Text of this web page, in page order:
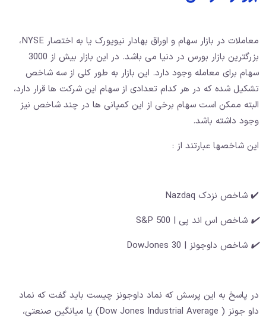
معاملات در بازار سهام و اوراق بهادار نیویورک یا به اختصار NYSE،
بزرگترین بازار بورس در دنیا می باشد. در این بازار بیش از 3000
سهام برای معامله وجود دارد. این بازار به طور کلی از سه شاخص
تشکیل شده که در هر کدام تعدادی از سهام این شرکت ها قرار دارد،
البته ممکن است سهام برخی از این کمپانی ها در چند شاخص نیز
وجود داشته باشد.
این شاخصها عبارتند از :
✔️ شاخص نزدک Nazdaq
✔️ شاخص اس اند پی | S&P 500
✔️ شاخص داوجونز | 30 DowJones
در پاسخ به این پرسش که نماد داوجونز چیست باید گفت که نماد
داو جونز ( Dow Jones Industrial Average) یا میانگین صنعتی،